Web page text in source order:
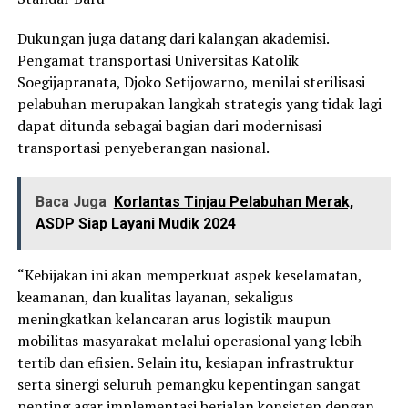
Dukungan juga datang dari kalangan akademisi.
Pengamat transportasi Universitas Katolik
Soegijapranata, Djoko Setijowarno, menilai sterilisasi
pelabuhan merupakan langkah strategis yang tidak lagi
dapat ditunda sebagai bagian dari modernisasi
transportasi penyeberangan nasional.
Baca Juga Korlantas Tinjau Pelabuhan Merak,
ASDP Siap Layani Mudik 2024
“Kebijakan ini akan memperkuat aspek keselamatan,
keamanan, dan kualitas layanan, sekaligus
meningkatkan kelancaran arus logistik maupun
mobilitas masyarakat melalui operasional yang lebih
tertib dan efisien. Selain itu, kesiapan infrastruktur
serta sinergi seluruh pemangku kepentingan sangat